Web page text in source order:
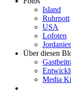
Island
Ruhrpott
USA
Lofoten
Jordanien
Über diesen
Media